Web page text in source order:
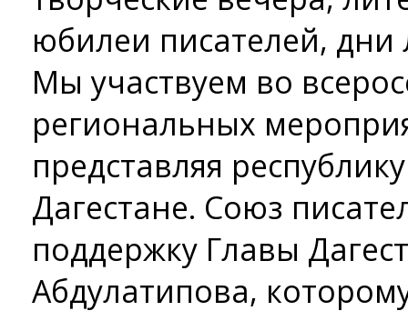
юбилеи писателей, дни
Мы участвуем во
региональных
представляя
Дагестане. Союз
поддержку Главы
Абдулатипова,